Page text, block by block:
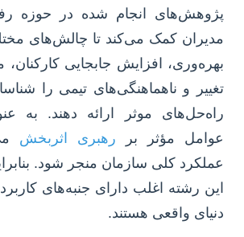
پژوهش‌های انجام شده در حوزه
مدیران کمک می‌کند تا چالش‌های
بهره‌وری، افزایش جابجایی کارکنان،
تغییر و ناهماهنگی‌های تیمی را
راه‌حل‌های موثر ارائه دهند. به
عوامل مؤثر بر رهبری اثربخش
عملکرد کلی سازمان منجر شود.
این رشته اغلب دارای جنبه‌های
دنیای واقعی هستند.